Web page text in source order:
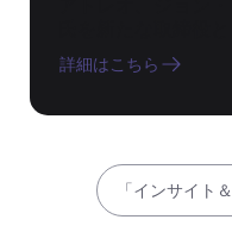
詳細はこちら
「インサイト